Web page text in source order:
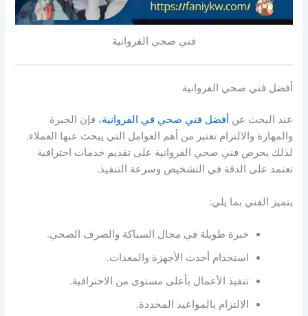
فني صحي الفروانية
أفضل فني صحي الفروانية
عند البحث عن أفضل فني صحي في الفروانية، فإن الخبرة
والمهارة والالتزام تعتبر من أهم العوامل التي يبحث عنها العملاء.
لذلك يحرص فني صحي الفروانية على تقديم خدمات احترافية
تعتمد على الدقة في التشخيص وسرعة التنفيذ.
يتميز الفني بما يلي:
خبرة طويلة في مجال السباكة والصرف الصحي.
استخدام أحدث الأجهزة والمعدات.
تنفيذ الأعمال بأعلى مستوى من الاحترافية.
الالتزام بالمواعيد المحددة.